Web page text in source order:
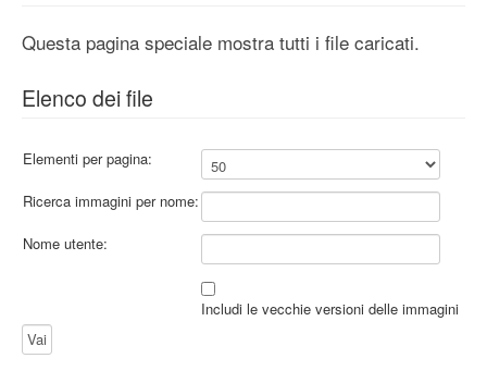
Il Redattore del Wiki
Regole di Redazione
Guida Redattore
Guida Avanzata
Statistiche
Questa pagina speciale mostra tutti i file caricati.
Elenco dei file
Elementi per pagina:
Ricerca immagini per nome:
Nome utente:
Includi le vecchie versioni delle immagini